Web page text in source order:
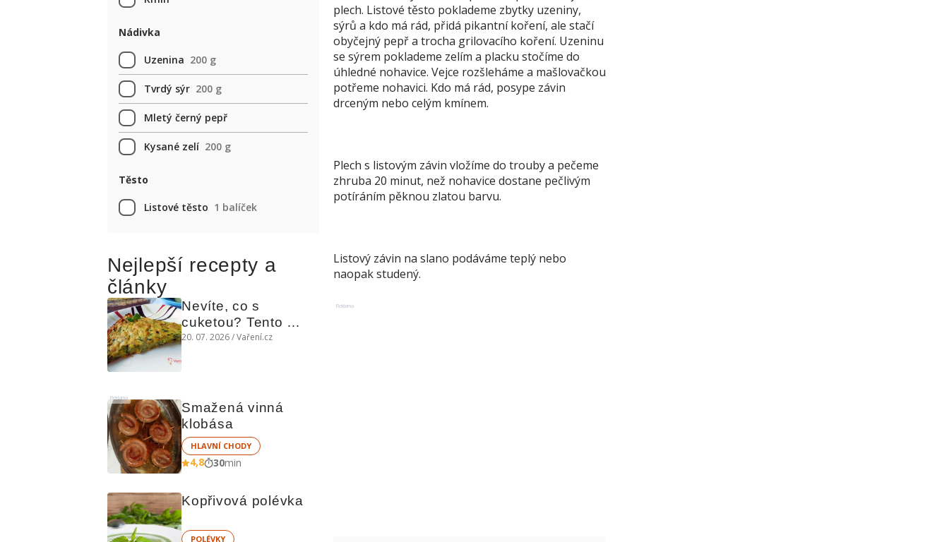
Nádivka
Uzenina 200 g
Tvrdý sýr 200 g
Mletý černý pepř
Kysané zelí 200 g
Těsto
Listové těsto 1 balíček
Nejlepší recepty a
články
Nevíte, co s
cuketou? Tento
levný slaný koláč
20. 07. 2026 / Vaření.cz
Reklama
Smažená vinná
klobása
HLAVNÍ CHODY
4,8 30min
Kopřivová polévka
POLÉVKY
plech. Listové těsto poklademe zbytky uzeniny,
sýrů a kdo má rád, přidá pikantní koření, ale stačí
obyčejný pepř a trocha grilovacího koření. Uzeninu
se sýrem poklademe zelím a placku stočíme do
úhledné nohavice. Vejce rozšleháme a mašlovačkou
potřeme nohavici. Kdo má rád, posype závin
drceným nebo celým kmínem.
Plech s listovým závin vložíme do trouby a pečeme
zhruba 20 minut, než nohavice dostane pečlivým
potíráním pěknou zlatou barvu.
Listový závin na slano podáváme teplý nebo
naopak studený.
Reklama